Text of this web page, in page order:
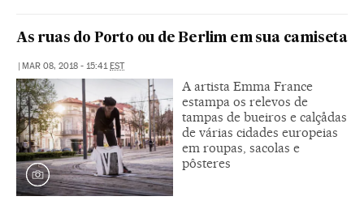
As ruas do Porto ou de Berlim em sua camiseta
| MAR 08, 2018 - 15:41EST
A artista Emma France
estampa os relevos de
tampas de bueiros e calçådas
de várias cidades europeias
em roupas, sacolas e
pôsteres